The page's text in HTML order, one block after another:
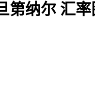
第纳尔 汇